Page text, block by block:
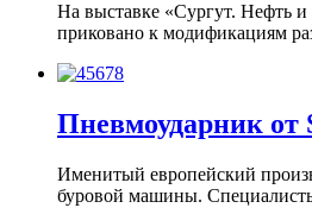
На выставке «Сургут. Нефть
приковано к модификациям
Пневмоударник от
Именитый европейский
буровой машины.